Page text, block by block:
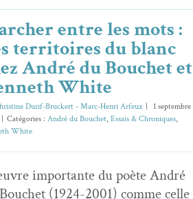
entre les mots :
territoires du blanc
André du Bouchet et
White
Durif-Bruckert - Marc-Henri Arfeux |
1 septembre
| Catégories : André du Bouchet, Essais & Chroniques,
White
importante du poète André
(1924-2001) comme celle